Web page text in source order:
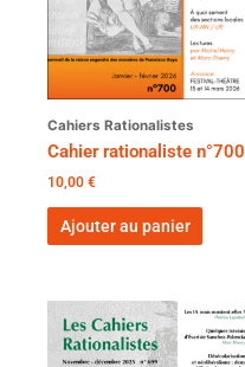
Cahiers Rationalistes
Cahier rationaliste n°700
10,00 €
Ajouter au panier